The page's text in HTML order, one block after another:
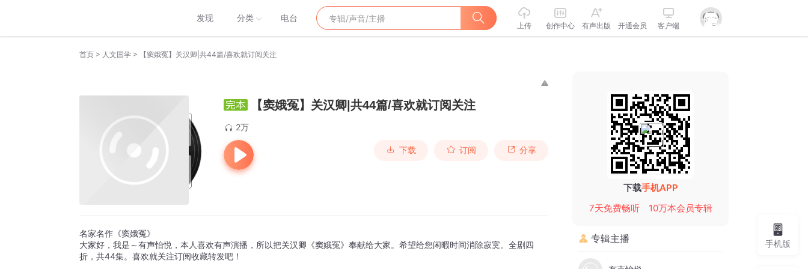
发现 分类 电台
上传 创作中心 有声出版 开通会员 客户端
首页 > 人文国学 > 【窦娥冤】关汉卿|共44篇/喜欢就订阅关注
【窦娥冤】关汉卿|共44篇/喜欢就订阅关注
2万
下载 订阅 分享
名家名作《窦娥冤》
大家好，我是～有声怡悦，本人喜欢有声演播，所以把关汉卿《窦娥冤》奉献给大家。希望给您闲暇时间消除寂寞。全剧四
折，共44集。喜欢就关注订阅收藏转发吧！
下载手机APP
7天免费畅听
10万本会员专辑
专辑主播 手机版